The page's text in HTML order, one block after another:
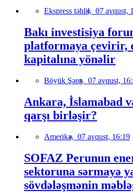
Ekspress təhlil, 07 avqust,
Bakı investisiya
platformaya çevirir,
kapitalına yönəlir
Böyük Şərq, 07 avqust,
Ankara, İslamabad
qarşı birləşir?
Amerika, 07 avqust, 16:19
SOFAZ Perunun
sektoruna sərmayə
sövdələşmənin